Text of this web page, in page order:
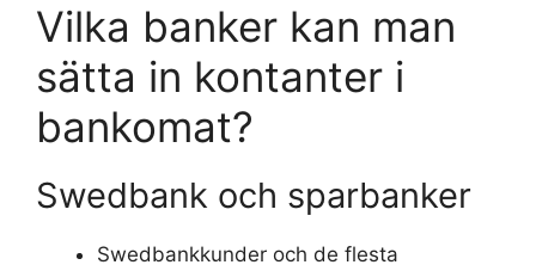
Vilka banker kan man
sätta in kontanter i
bankomat?
Swedbank och sparbanker
Swedbankkunder och de flesta